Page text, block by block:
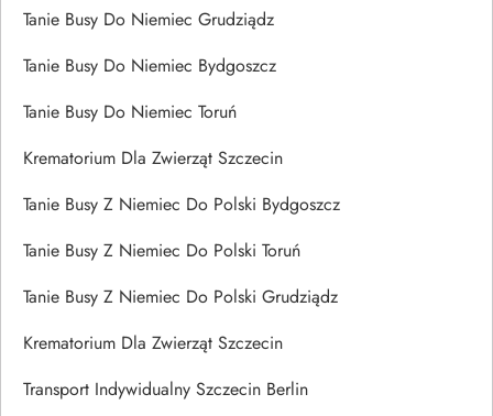
Tanie Busy Do Niemiec Grudziądz
Tanie Busy Do Niemiec Bydgoszcz
Tanie Busy Do Niemiec Toruń
Krematorium Dla Zwierząt Szczecin
Tanie Busy Z Niemiec Do Polski Bydgoszcz
Tanie Busy Z Niemiec Do Polski Toruń
Tanie Busy Z Niemiec Do Polski Grudziądz
Krematorium Dla Zwierząt Szczecin
Transport Indywidualny Szczecin Berlin